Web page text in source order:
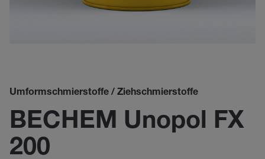
Umformschmierstoffe / Ziehschmierstoffe
BECHEM Unopol FX
200